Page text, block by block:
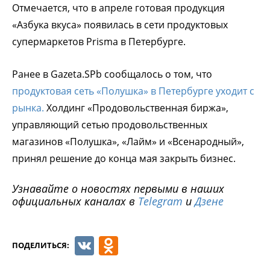
Отмечается, что в апреле готовая продукция
«Азбука вкуса» появилась в сети продуктовых
супермаркетов Prisma в Петербурге.
Ранее в Gazeta.SPb сообщалось о том, что
продуктовая сеть «Полушка» в Петербурге уходит с
рынка. Холдинг «Продовольственная биржа»,
управляющий сетью продовольственных
магазинов «Полушка», «Лайм» и «Всенародный»,
принял решение до конца мая закрыть бизнес.
Узнавайте о новостях первыми в наших
официальных каналах в Telegram иДзене
ПОДЕЛИТЬСЯ: VK